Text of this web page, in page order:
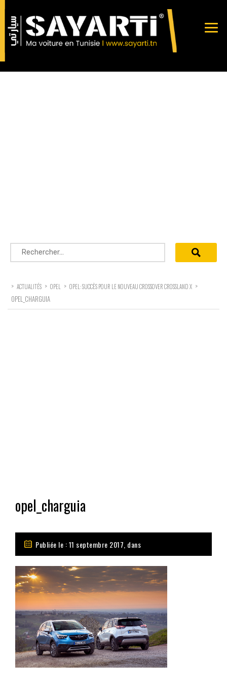
Rechercher :
> ACTUALITÉS > OPEL > OPEL: SUCCÈS POUR LE NOUVEAU CROSSOVER CROSSLAND X >
OPEL_CHARGUIA
opel_charguia
Publiée le : 11 septembre 2017, dans